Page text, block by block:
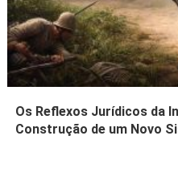
Os Reflexos Jurídicos da
Construção de um Novo